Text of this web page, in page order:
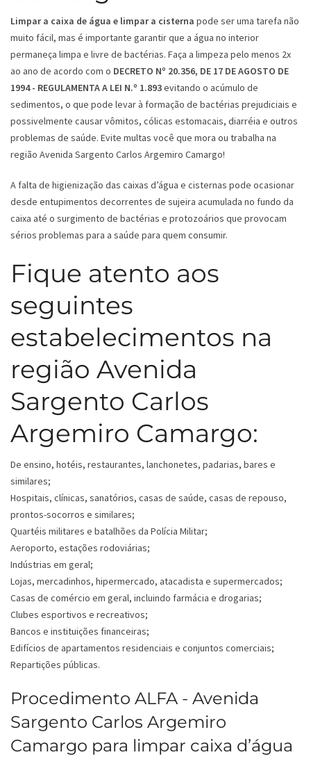
Limpar a caixa de água e limpar a cisterna pode ser uma tarefa não
muito fácil, mas é importante garantir que a água no interior
permaneça limpa e livre de bactérias. Faça a limpeza pelo menos 2x
ao ano de acordo com o DECRETO Nº 20.356, DE 17 DE AGOSTO DE
1994 - REGULAMENTA A LEI N.º 1.893evitando o acúmulo de
sedimentos, o que pode levar à formação de bactérias prejudiciais e
possivelmente causar vômitos, cólicas estomacais, diarréia e outros
problemas de saúde. Evite multas você que mora ou trabalha na
região Avenida Sargento Carlos Argemiro Camargo!
A falta de higienização das caixas d’água e cisternas pode ocasionar
desde entupimentos decorrentes de sujeira acumulada no fundo da
caixa até o surgimento de bactérias e protozoários que provocam
sérios problemas para a saúde para quem consumir.
Fique atento aos
seguintes
estabelecimentos na
região Avenida
Sargento Carlos
Argemiro Camargo:
De ensino, hotéis, restaurantes, lanchonetes, padarias, bares e
similares;
Hospitais, clínicas, sanatórios, casas de saúde, casas de repouso,
prontos-socorros e similares;
Quartéis militares e batalhões da Polícia Militar;
Aeroporto, estações rodoviárias;
Indústrias em geral;
Lojas, mercadinhos, hipermercado, atacadista e supermercados;
Casas de comércio em geral, incluindo farmácia e drogarias;
Clubes esportivos e recreativos;
Bancos e instituições financeiras;
Edifícios de apartamentos residenciais e conjuntos comerciais;
Repartições públicas.
Procedimento ALFA - Avenida
Sargento Carlos Argemiro
Camargo para limpar caixa d’água